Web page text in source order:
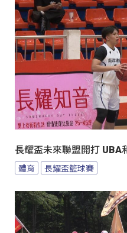
長耀盃未來聯盟開打 UBA
體育 長耀盃籃球賽